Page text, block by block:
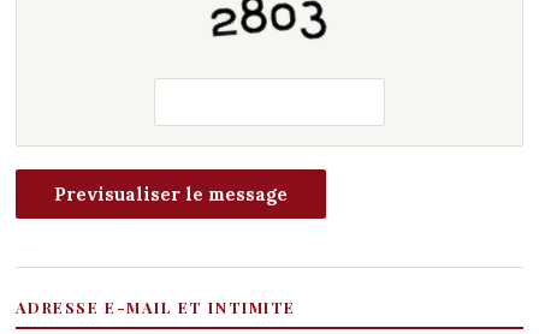
ADRESSE E-MAIL ET INTIMITE